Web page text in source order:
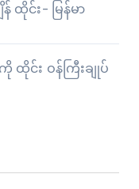
ထိုင်း- မြန်မာ
ထိုင်း ဝန်ကြီးချုပ်